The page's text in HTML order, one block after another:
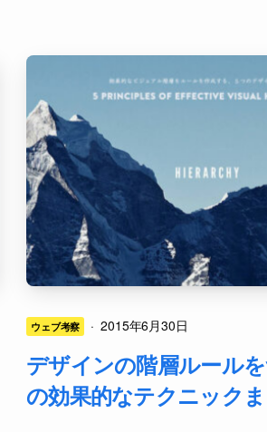
ウェブ考察 · 2015年6月30日
デザインの階層ルール
の効果的なテクニック